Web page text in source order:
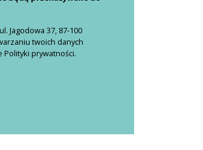
Jagodowa 37, 87-100
twoich danych
prywatności.